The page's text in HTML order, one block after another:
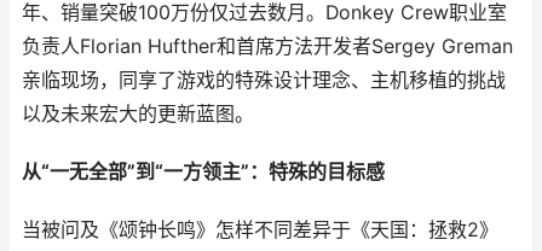
年、销量突破100万份仅过去数月。Donkey Crew职业室
负责人Florian Hufther和首席方法开发者Sergey Greman
亲临现场，同享了游戏的特殊设计理念、主机移植的挑战
以及未来宏大的更新蓝图。
从“一无全部”到“一方领主”：特殊的目标感
当被问及《颂钟长鸣》怎样不同差异于《天国：拯救2》